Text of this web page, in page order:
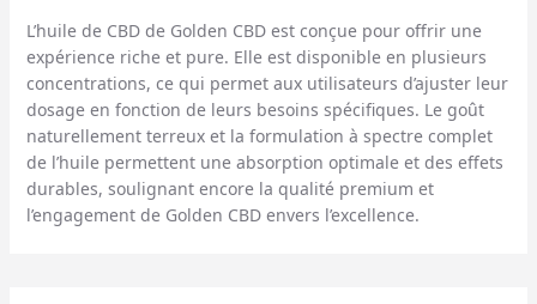
L’huile de CBD de Golden CBD est conçue pour offrir une
expérience riche et pure. Elle est disponible en plusieurs
concentrations, ce qui permet aux utilisateurs d’ajuster leur
dosage en fonction de leurs besoins spécifiques. Le goût
naturellement terreux et la formulation à spectre complet
de l’huile permettent une absorption optimale et des effets
durables, soulignant encore la qualité premium et
l’engagement de Golden CBD envers l’excellence.